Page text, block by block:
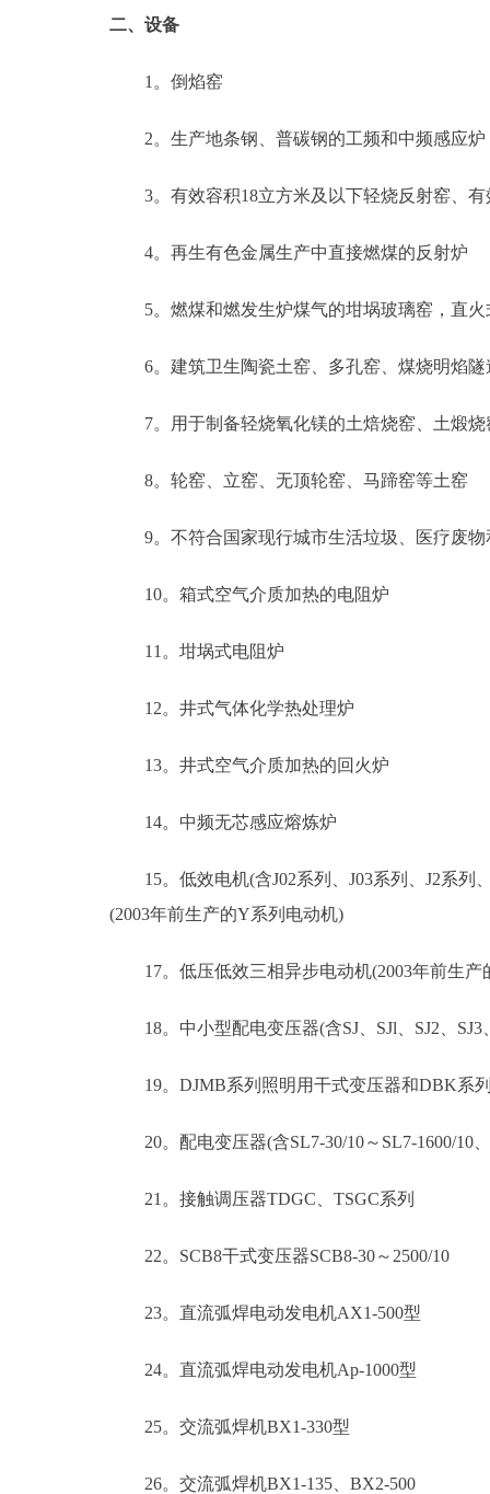
二、设备
1。倒焰窑
2。生产地条钢、普碳钢的工频和中频感应炉
3。有效容积18立方米及以下轻烧反射窑、有
4。再生有色金属生产中直接燃煤的反射炉
5。燃煤和燃发生炉煤气的坩埚玻璃窑，直火
6。建筑卫生陶瓷土窑、多孔窑、煤烧明焰隧
7。用于制备轻烧氧化镁的土焙烧窑、土煅烧
8。轮窑、立窑、无顶轮窑、马蹄窑等土窑
9。不符合国家现行城市生活垃圾、医疗废物
10。箱式空气介质加热的电阻炉
11。坩埚式电阻炉
12。井式气体化学热处理炉
13。井式空气介质加热的回火炉
14。中频无芯感应熔炼炉
15。低效电机(含J02系列、J03系列、J2系列、
(2003年前生产的Y系列电动机)
17。低压低效三相异步电动机(2003年前生产
18。中小型配电变压器(含SJ、SJl、SJ2、SJ3
19。DJMB系列照明用干式变压器和DBK系
20。配电变压器(含SL7-30/10～SL7-1600/10、
21。接触调压器TDGC、TSGC系列
22。SCB8干式变压器SCB8-30～2500/10
23。直流弧焊电动发电机AX1-500型
24。直流弧焊电动发电机Ap-1000型
25。交流弧焊机BX1-330型
26。交流弧焊机BX1-135、BX2-500